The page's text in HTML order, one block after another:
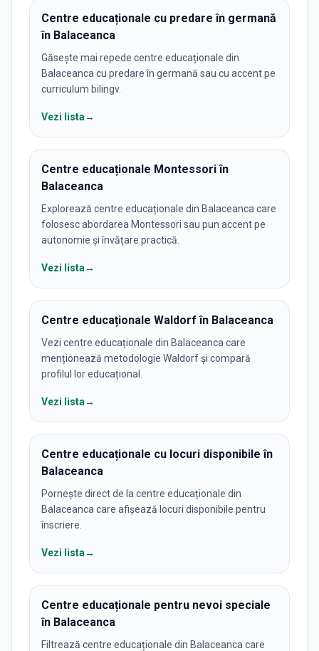
Centre educaționale cu predare în germană
în Balaceanca
Găsește mai repede centre educaționale din
Balaceanca cu predare în germană sau cu accent pe
curriculum bilingv.
Vezi lista→
Centre educaționale Montessori în
Balaceanca
Explorează centre educaționale din Balaceanca care
folosesc abordarea Montessori sau pun accent pe
autonomie și învățare practică.
Vezi lista→
Centre educaționale Waldorf în Balaceanca
Vezi centre educaționale din Balaceanca care
menționează metodologie Waldorf și compară
profilul lor educațional.
Vezi lista→
Centre educaționale cu locuri disponibile în
Balaceanca
Pornește direct de la centre educaționale din
Balaceanca care afișează locuri disponibile pentru
înscriere.
Vezi lista→
Centre educaționale pentru nevoi speciale
în Balaceanca
Filtrează centre educaționale din Balaceanca care